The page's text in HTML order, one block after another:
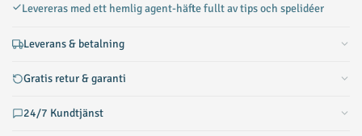
Levereras med ett hemlig agent-häfte fullt av tips och spelidéer
Leverans & betalning
Gratis retur & garanti
24/7 Kundtjänst